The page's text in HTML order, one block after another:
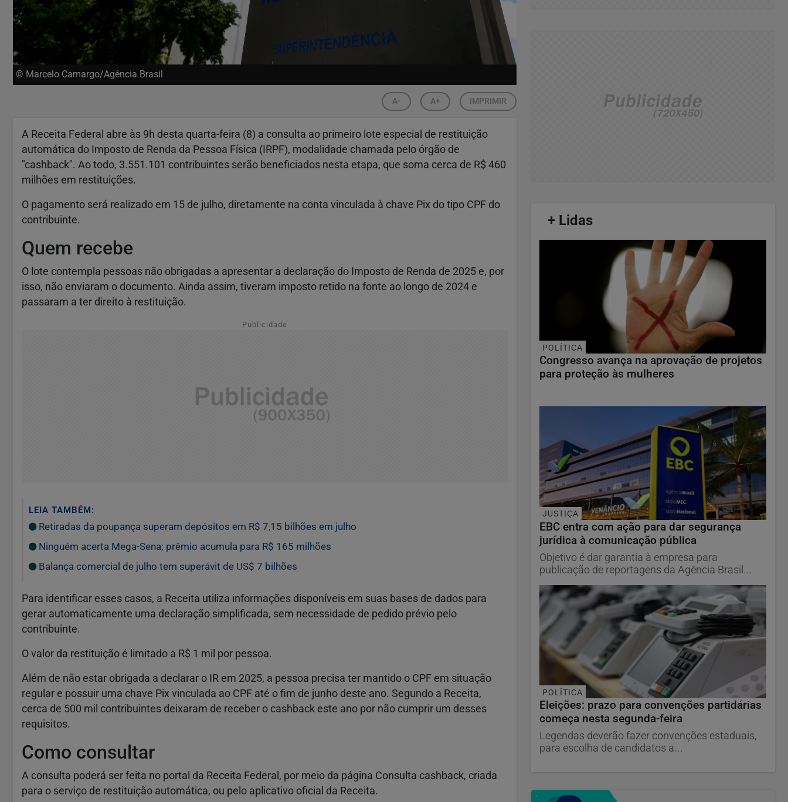
© Marcelo Camargo/Agência Brasil
A- A+ IMPRIMIR
A Receita Federal abre às 9h desta quarta-feira (8) a consulta ao primeiro lote especial de restituição
automática do Imposto de Renda da Pessoa Física (IRPF), modalidade chamada pelo órgão de
"cashback". Ao todo, 3.551.101 contribuintes serão beneficiados nesta etapa, que soma cerca de R$ 460
milhões em restituições.
O pagamento será realizado em 15 de julho, diretamente na conta vinculada à chave Pix do tipo CPF do
contribuinte.
Quem recebe
O lote contempla pessoas não obrigadas a apresentar a declaração do Imposto de Renda de 2025 e, por
isso, não enviaram o documento. Ainda assim, tiveram imposto retido na fonte ao longo de 2024 e
passaram a ter direito à restituição.
Publicidade
LEIA TAMBÉM:
Retiradas da poupança superam depósitos em R$ 7,15 bilhões em julho
Ninguém acerta Mega-Sena; prêmio acumula para R$ 165 milhões
Balança comercial de julho tem superávit de US$ 7 bilhões
Para identificar esses casos, a Receita utiliza informações disponíveis em suas bases de dados para
gerar automaticamente uma declaração simplificada, sem necessidade de pedido prévio pelo
contribuinte.
O valor da restituição é limitado a R$ 1 mil por pessoa.
Além de não estar obrigada a declarar o IR em 2025, a pessoa precisa ter mantido o CPF em situação
regular e possuir uma chave Pix vinculada ao CPF até o fim de junho deste ano. Segundo a Receita,
cerca de 500 mil contribuintes deixaram de receber o cashback este ano por não cumprir um desses
requisitos.
Como consultar
A consulta poderá ser feita no portal da Receita Federal, por meio da página Consulta cashback, criada
para o serviço de restituição automática, ou pelo aplicativo oficial da Receita.
+ Lidas
POLÍTICA
Congresso avança na aprovação de projetos
para proteção às mulheres
JUSTIÇA
EBC entra com ação para dar segurança
jurídica à comunicação pública
Objetivo é dar garantia à empresa para
publicação de reportagens da Agência Brasil...
POLÍTICA
Eleições: prazo para convenções partidárias
começa nesta segunda-feira
Legendas deverão fazer convenções estaduais,
para escolha de candidatos a...